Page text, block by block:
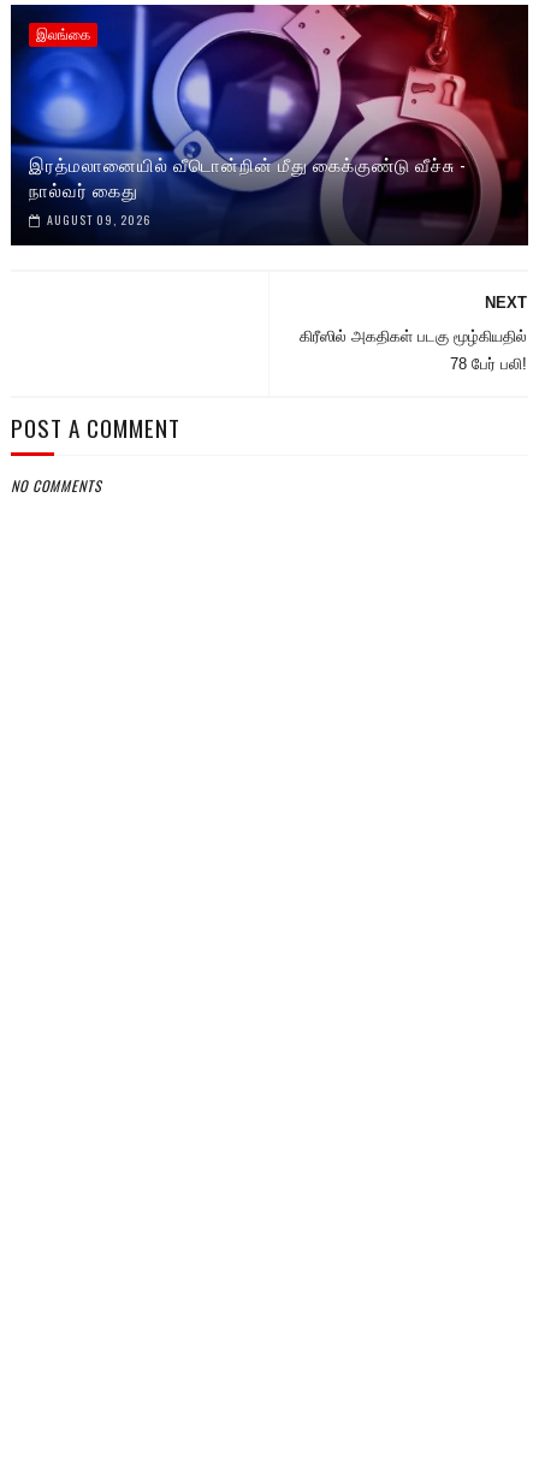
இலங்கை
இரத்மலானையில் வீடொன்றின் மீது கைக்குண்டு வீச்சு -
நால்வர் கைது
AUGUST 09, 2026
NEXT
கிரீஸில் அகதிகள் படகு மூழ்கியதில்
78 பேர் பலி!
POST A COMMENT
NO COMMENTS